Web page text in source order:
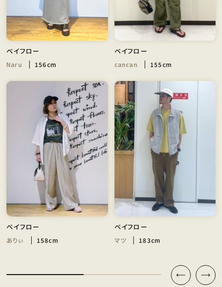
ベイフロー
Naru 156cm
ベイフロー
cancan 155cm
ベイフロー
ありぃ 158cm
ベイフロー
マツ 183cm